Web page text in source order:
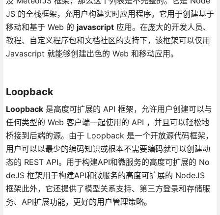
JS 的全栈框架，允用户构建实时应用程序。它用于创建基于
移动和基于 Web 的 javascript应用。在庞大的开发人员、
教程、自定义程序包和文档社区的支持下，该框架可以仅用
Javascript 就能够创建出色的 Web 和移动应用。
Loopback
Loopback是高度可扩展的 API 框架，允许用户创建可以与
任何类型的 Web 客户端一起使用的 API ，并且可以轻松地
桥接到后端的源。由于 Loopback 是一个开放源代码框架，
用户可以以最少的编码知识或根本不需要编码就可以创建动
态的 REST API。用于构建API和微服务的高度可扩展的 No
deJS 框架用于构建API和微服务的高度可扩展的 NodeJS
框架此外，它还提供了模型关系支持、第三方登录和存储服
务、API扩展功能，更好的用户管理策略。